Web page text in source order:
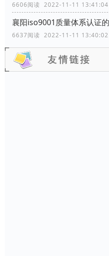
6606阅读 2022-11-11 13:41:04
襄阳iso9001质量体系认证
6637阅读 2022-11-11 13:40:02